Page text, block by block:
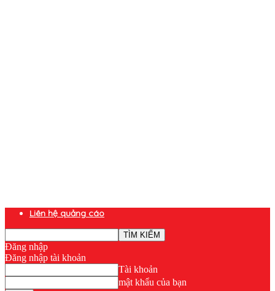
Liên hệ quảng cáo
Đăng nhập
Đăng nhập tài khoản
Tài khoản
mật khẩu của bạn